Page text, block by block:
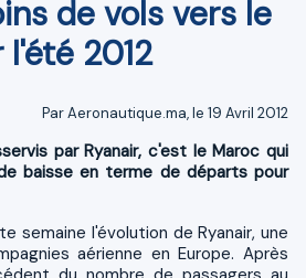
de vols vers le
2012
Par Aeronautique.ma, le 19 Avril 2012
par Ryanair, c'est le Maroc qui
baisse en terme de départs pour
aérienne en Europe. Après